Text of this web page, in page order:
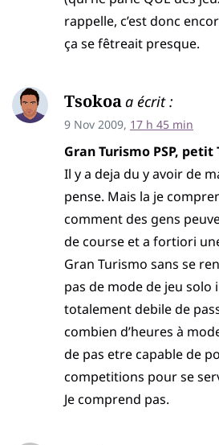
rappelle, c’est donc
ça se fêtreait presque.
Tsokoaa écrit :
9 Nov 2009, 17 h 45 min
Gran Turismo PSP, petit
Il y a deja du y avoir de
pense. Mais la je
comment des gens
de course et a fortiori
Gran Turismo sans se
pas de mode de jeu solo
totalement debile de
combien d’heures à
de pas etre capable de
competitions pour se
Je comprend pas.